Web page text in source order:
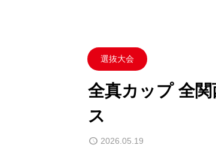
選抜大会
全真カップ 全
ス
2026.05.19